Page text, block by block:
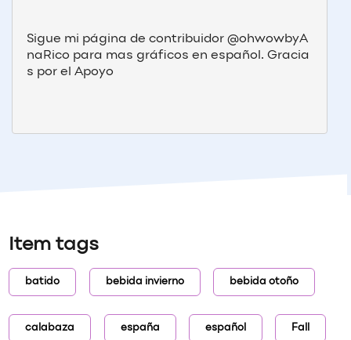
Sigue mi página de contribuidor @ohwowbyA
naRico para mas gráficos en español. Gracia
s por el Apoyo
Item tags
batido bebida invierno bebida otoño
calabaza españa español Fall